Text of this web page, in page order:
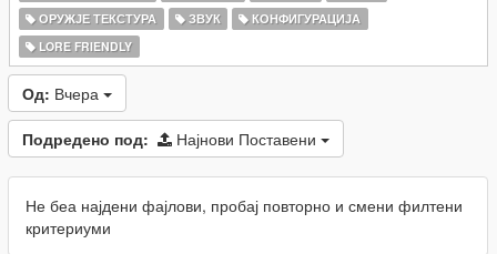
ОРУЖЈЕ ТЕКСТУРА
ЗВУК
КОНФИГУРАЦИЈА
LORE FRIENDLY
Од: Вчера
Подредено под: Најнови Поставени
Не беа најдени фајлови, пробај повторно и смени филтени
критериуми